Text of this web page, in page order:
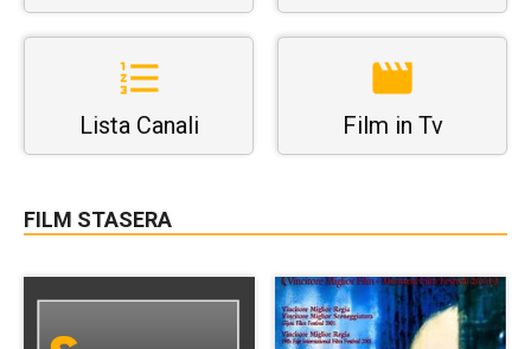
Lista Canali Film in Tv
FILM STASERA